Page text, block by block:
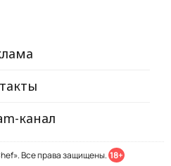
канал
Все права защищены. 18+